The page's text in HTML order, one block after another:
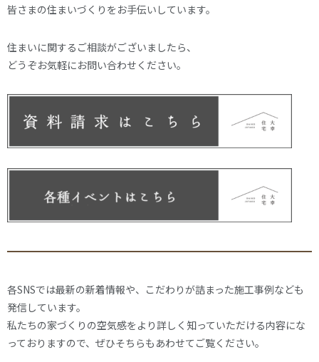
皆さまの住まいづくりをお手伝いしています。
住まいに関するご相談がございましたら、
どうぞお気軽にお問い合わせください。
各SNSでは最新の新着情報や、こだわりが詰まった施工事例なども
発信しています。
私たちの家づくりの空気感をより詳しく知っていただける内容にな
っておりますので、ぜひそちらもあわせてご覧ください。